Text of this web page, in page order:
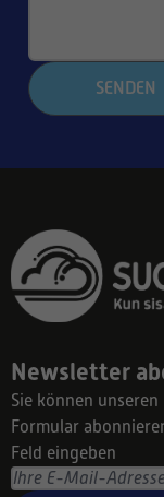
SENDEN
Newsletter
Sie können
Formular
Feld eingeben